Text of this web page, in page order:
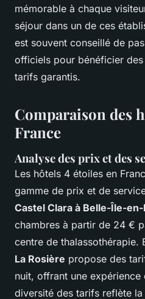
mémorable à chaque
séjour dans un de ces
est souvent conseillé de
officiels pour bénéficier
tarifs garantis.
Comparaison des
France
Analyse des prix et des
Les hôtels 4 étoiles en
gamme de prix et de
Castel Clara à Belle-Île-
chambres à partir de 24 €
centre de thalassothérapie.
La Rosière propose des
nuit, offrant une
diversité des tarifs reflète